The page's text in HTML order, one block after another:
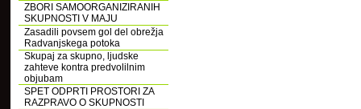
ZBORI SAMOORGANIZIRANIH
SKUPNOSTI V MAJU
Zasadili povsem gol del obrežja
Radvanjskega potoka
Skupaj za skupno, ljudske
zahteve kontra predvolilnim
objubam
SPET ODPRTI PROSTORI ZA
RAZPRAVO O SKUPNOSTI